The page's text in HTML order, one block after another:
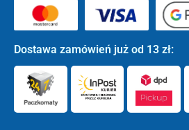
Dostawa zamówień już od 13 zł: